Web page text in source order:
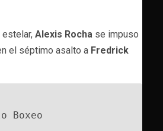
estelar, Alexis Rocha se impuso
el séptimo asalto a Fredrick
Boxeo